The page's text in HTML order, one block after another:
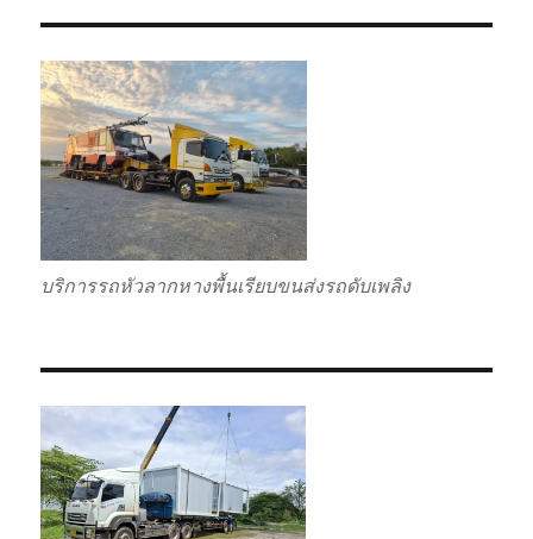
บริการรถหัวลากหางพื้นเรียบขนส่งรถดับเพลิง